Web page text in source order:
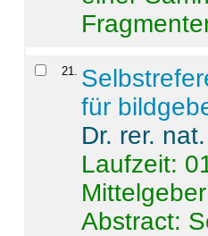
21
für
Dr. rer.
Laufzeit:
Abstract: